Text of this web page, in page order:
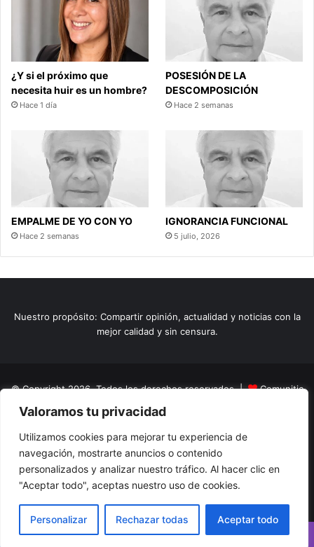
Valoramos tu privacidad
Utilizamos cookies para mejorar tu experiencia de
navegación, mostrarte anuncios o contenido
personalizados y analizar nuestro tráfico. Al hacer clic en
"Aceptar todo", aceptas nuestro uso de cookies.
Personalizar Rechazar todas Aceptar todo
¿Y si el próximo que
necesita huir es un hombre?
Hace 1 día
POSESIÓN DE LA
DESCOMPOSICIÓN
Hace 2 semanas
EMPALME DE YO CON YO
Hace 2 semanas
IGNORANCIA FUNCIONAL
5 julio, 2026
Nuestro propósito: Compartir opinión, actualidad y noticias con la
mejor calidad y sin censura.
© Copyright 2026, Todos los derechos reservados |
Comunitic
SAS BICNit 901228106
Home
Actualidad Variedades Opinion Turismo
El Tinteadero
Caricaturas Reportajes
FacebookYouTubeInstagram